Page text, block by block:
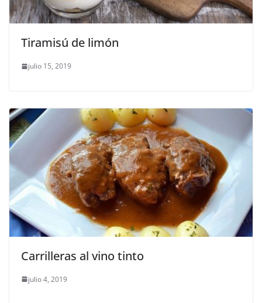
Tiramisú de limón
julio 15, 2019
Carrilleras al vino tinto
julio 4, 2019